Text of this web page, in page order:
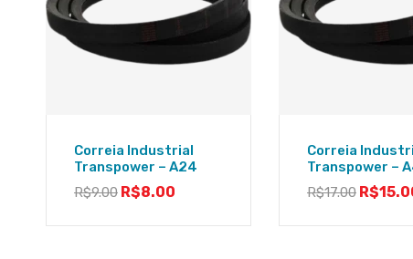
Correia Industrial
Transpower – A24
R$9.00 R$8.00
Correia
Transpower –
R$17.00 R$